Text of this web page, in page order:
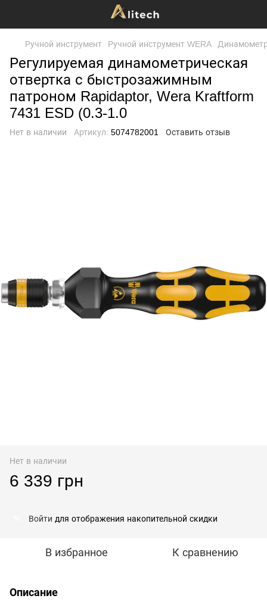
Ручной инструмент Ручной инструмент WERA
Регулируемая динамометрическая
отвертка с быстрозажимным
патроном Rapidaptor, Wera Kraftform
7431 ESD (0.3-1.0
Нет в наличии Артикул: 5074782001 Оставить отзыв
Нет в наличии
6 339 грн
Войти для отображения накопительной скидки
В избранное К сравнению
Описание